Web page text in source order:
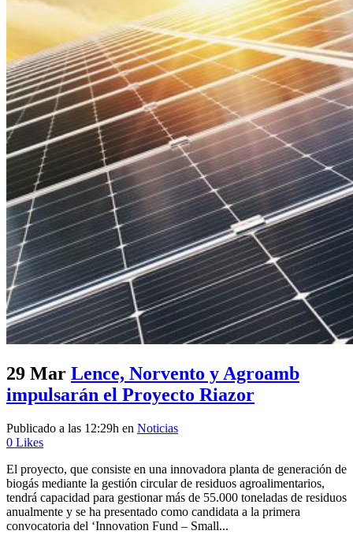
29 Mar Lence, Norvento y Agroamb
impulsarán el Proyecto Riazor
Publicado a las 12:29h en Noticias
0 Likes
El proyecto, que consiste en una innovadora planta de generación de
biogás mediante la gestión circular de residuos agroalimentarios,
tendrá capacidad para gestionar más de 55.000 toneladas de residuos
anualmente y se ha presentado como candidata a la primera
convocatoria del ‘Innovation Fund – Small...